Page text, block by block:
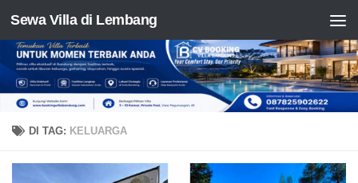
Skip to content
Sewa Villa di Lembang
DI TAG: KELUARGA